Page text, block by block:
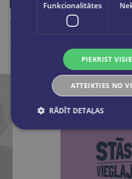
Similar products
Take a look
Funkcionalitātes
PIEKRIST
ATTEIKTIES NO
RĀDĪT DETAĻAS